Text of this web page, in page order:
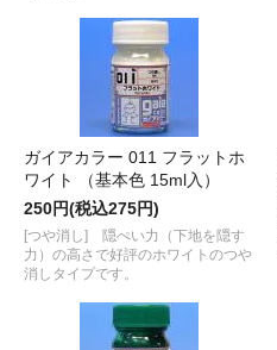
ガイアカラー 011 フラットホ
ワイト （基本色 15ml入）
250円(税込275円)
[つや消し] 隠ぺい力（下地を隠す
力）の高さで好評のホワイトのつや
消しタイプです。